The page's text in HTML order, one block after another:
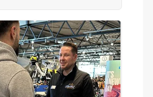
Akku
PowerTube Horizontal 750
Laufradgröße
28"